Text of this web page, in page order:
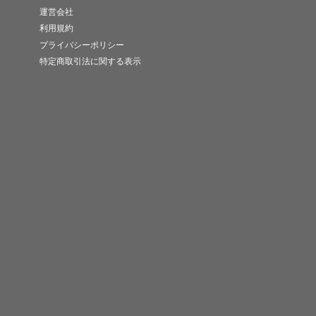
運営会社
利用規約
プライバシーポリシー
特定商取引法に関する表示